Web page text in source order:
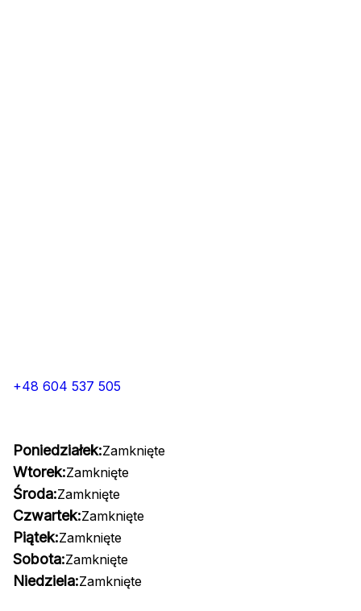
+48 604 537 505
Poniedziałek:Zamknięte
Wtorek:Zamknięte
Środa:Zamknięte
Czwartek:Zamknięte
Piątek:Zamknięte
Sobota:Zamknięte
Niedziela:Zamknięte